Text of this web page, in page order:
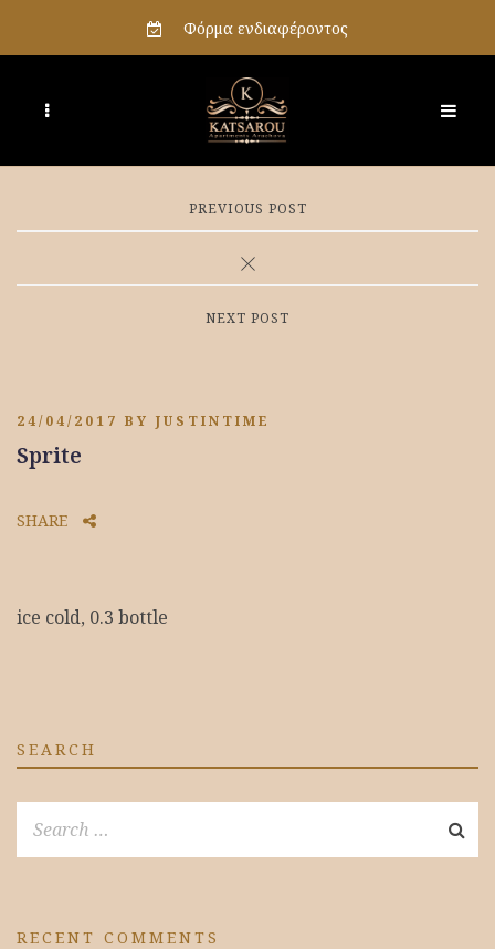
Φόρμα ενδιαφέροντος
PREVIOUS POST
NEXT POST
24/04/2017 BY JUSTINTIME
Sprite
SHARE
ice cold, 0.3 bottle
SEARCH
RECENT COMMENTS